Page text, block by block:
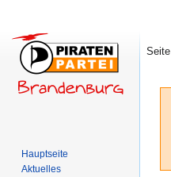
Seite
Hauptseite
Aktuelles